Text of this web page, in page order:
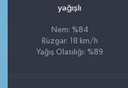
yağışlı
Nem: %84
Rüzgar: 18 km/h
Yağış Olasılığı: %89